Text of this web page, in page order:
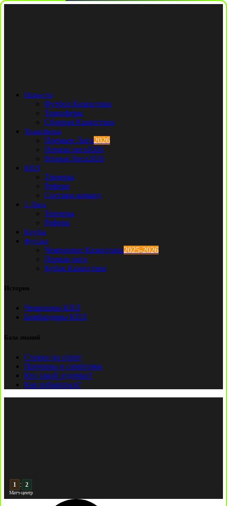
Новости
Футбол Казахстана
Трансферы
Сборная Казахстана
Трансферы
Премьер Лига2026
Первая лига2026
Вторая Лига2026
КПЛ
Тренеры
Рефери
Составы команд
1 Лига
Тренеры
Рефери
Клубы
Футзал
Чемпионат Казахстана2025-2026
Первая лига
Кубок Казахстана
История
Чемпионы КПЛ
Бомбардиры КПЛ
База знаний
Ставки на спорт
Причины и симптомы
Кто такой лудоман?
Как избавиться?
2 : 2
Матч-центр